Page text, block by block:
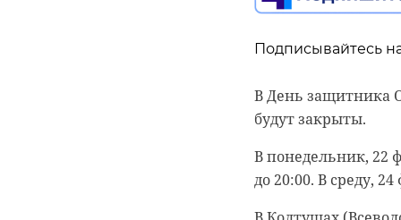
Подписывайтесь
В День защитника
будут закрыты.
В понедельник, 22
до 20:00. В среду,
а также